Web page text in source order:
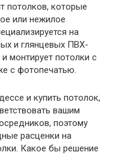
потолков, которые
или нежилое
на
и глянцевых ПВХ-
монтирует потолки с
с фотопечатью.
и купить потолок,
вашим
поэтому
расценки на
Какое бы решение